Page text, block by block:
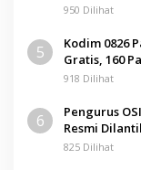
950 Dilihat
5
Kodim 0826
Gratis, 160
918 Dilihat
6
Pengurus
Resmi
825 Dilihat